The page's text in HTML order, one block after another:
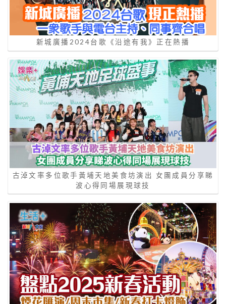
新城廣播2024台歌《沿途有我》正在熱播
古淖文率多位歌手黃埔天地美食坊演出 女團成員分享睇
波心得同場展現球技